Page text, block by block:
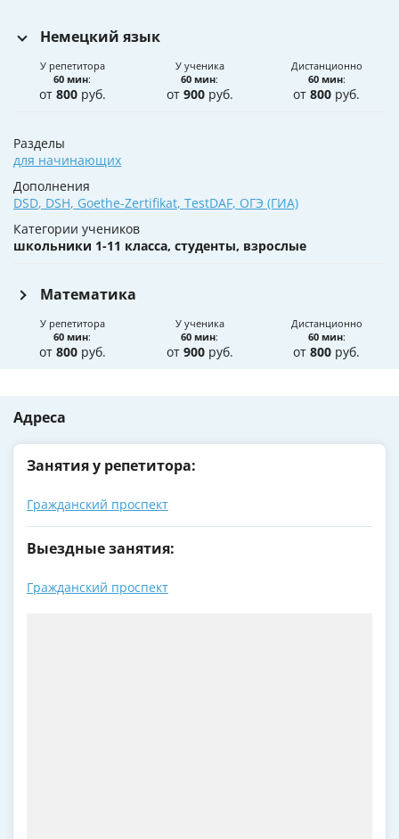
Немецкий язык
У репетитора
60 мин:
от 800руб.
У ученика
60 мин:
от 900руб.
Дистанционно
60 мин:
от800 руб.
Разделы
для начинающих
Дополнения
DSD, DSH, Goethe-Zertifikat, TestDAF, ОГЭ (ГИА)
Категории учеников
школьники 1-11 класса, студенты, взрослые
Математика
У репетитора
60 мин:
от 800руб.
У ученика
60 мин:
от 900руб.
Дистанционно
60 мин:
от800 руб.
Адреса
Занятия у репетитора:
Гражданский проспект
Выездные занятия:
Гражданский проспект